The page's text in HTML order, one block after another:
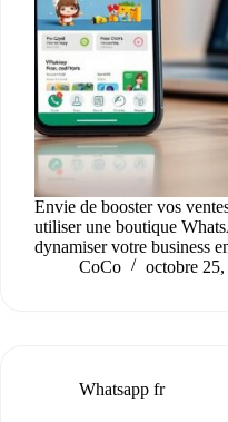
Envie de booster vos
utiliser une boutique
dynamiser votre business
CoCo
octobre
Whatsapp fr